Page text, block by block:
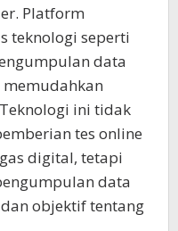
Platform
teknologi seperti
data
memudahkan
ini tidak
tes online
digital, tetapi
data
objektif tentang